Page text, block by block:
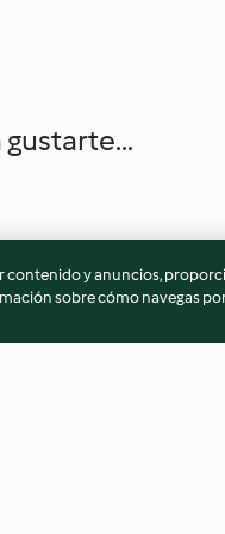
contenido y anuncios,
sobre cómo navegas